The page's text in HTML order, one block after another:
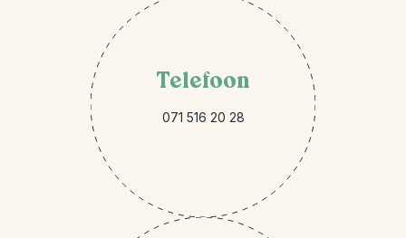
Telefoon
071 516 20 28